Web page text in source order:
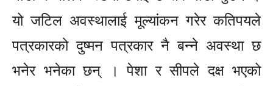
यो जटिल अवस्थालाई मूल्यांकन गरेर कतिपयले
पत्रकारको दुष्मन पत्रकार नै बन्ने अवस्था छ
भनेर भनेका छन् । पेशा र सीपले दक्ष भएको